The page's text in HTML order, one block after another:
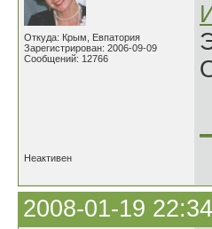
Откуда: Крым, Евпатория
Зарегистрирован: 2006-09-09
Сообщений: 12766
Неактивен
2008-01-19